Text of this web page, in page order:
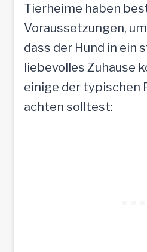
n
s
c
h
e
Tierheime haben
Voraussetzungen,
dass der Hund in ein
liebevolles Zuhause
einige der typischen
achten solltest: